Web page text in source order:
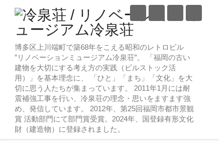
博多区上川端町で築68年をこえる昭和のレトロビル
”リノベーションミュージアム冷泉荘”。 「福岡の古い
建物を大切にする考え方の実践（ビルストック活
用）」を基本理念に、 「ひと」「まち」「文化」を大
切に思う人たちが集まっています。 2011年1月には耐
震補強工事を行い、冷泉荘の理念・思いをますます強
め、発信しています。 2012年、第25回福岡市都市景観
賞 活動部門にて部門賞受賞。2024年、国登録有形文化
財（建造物）に登録されました。